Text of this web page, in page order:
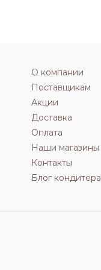
О компании
Поставщикам
Акции
Доставка
Оплата
Наши магазины
Контакты
Блог кондитера